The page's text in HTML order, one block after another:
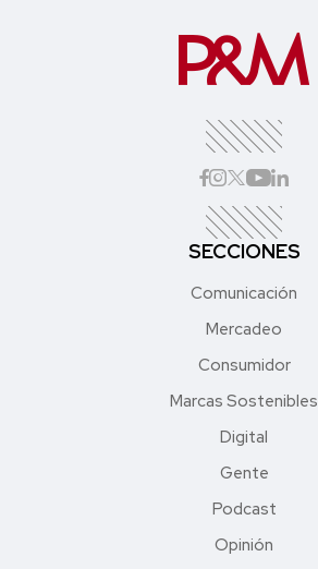
SECCIONES
Comunicación
Mercadeo
Consumidor
Marcas Sostenibles
Digital
Gente
Podcast
Opinión